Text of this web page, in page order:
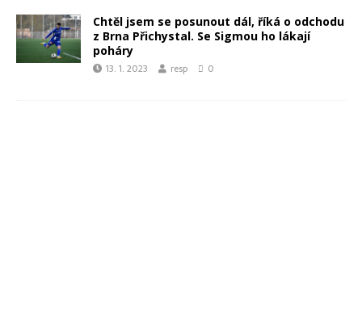
Chtěl jsem se posunout dál, říká o odchodu
z Brna Přichystal. Se Sigmou ho lákají
poháry
13. 1. 2023 resp 0